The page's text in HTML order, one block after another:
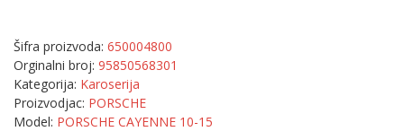
Šifra proizvoda: 650004800
Orginalni broj: 95850568301
Kategorija: Karoserija
Proizvodjac: PORSCHE
Model: PORSCHE CAYENNE 10-15